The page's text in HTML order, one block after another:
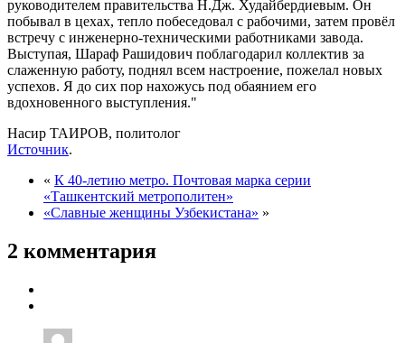
руководителем правительства Н.Дж. Худайбердиевым. Он
побывал в цехах, тепло побеседовал с рабочими, затем провёл
встречу с инженерно-техническими работниками завода.
Выступая, Шараф Рашидович поблагодарил коллектив за
слаженную работу, поднял всем настроение, пожелал новых
успехов. Я до сих пор нахожусь под обаянием его
вдохновенного выступления.
Насир ТАИРОВ, политолог
Источник.
« К 40-летию метро. Почтовая марка серии
«Ташкентский метрополитен»
«Славные женщины Узбекистана» »
2 комментария